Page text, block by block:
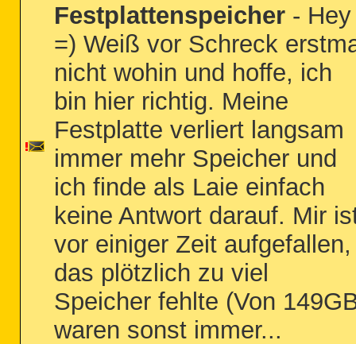
Festplattenspeicher - Hey
=) Weiß vor Schreck
nicht wohin und hoffe, ich
bin hier richtig. Meine
Festplatte verliert langsam
immer mehr Speicher und
ich finde als Laie einfach
keine Antwort darauf. Mir
vor einiger Zeit aufgefallen,
das plötzlich zu viel
Speicher fehlte (Von
waren sonst immer...